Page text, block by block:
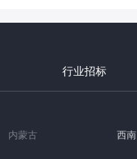
行业招标
内蒙古 西南